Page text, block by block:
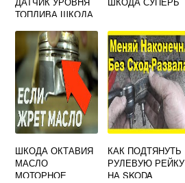
ТОПЛИВА ШКОДА
ШКОДА ОКТАВИЯ
МАСЛО
МОТОРНОЕ
КАК ПОДТЯНУТЬ
РУЛЕВУЮ РЕЙКУ
НА SKODA